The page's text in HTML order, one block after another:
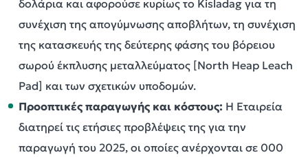
δολάρια και αφορούσε κυρίως το Kisladag για τη
συνέχιση της απογύμνωσης αποβλήτων, τη συνέχιση
της κατασκευής της δεύτερης φάσης του βόρειου
σωρού έκπλυσης μεταλλεύματος [North Heap Leach
Pad] και των σχετικών υποδομών.
Προοπτικές παραγωγής και κόστους: Η Εταιρεία
διατηρεί τις ετήσιες προβλέψεις της για την
παραγωγή του 2025, οι οποίες ανέρχονται σε 000